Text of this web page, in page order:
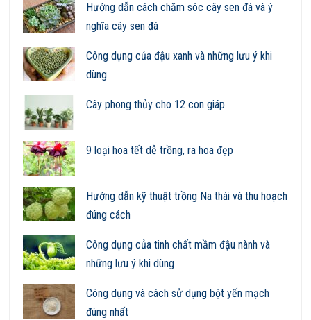
Hướng dẫn cách chăm sóc cây sen đá và ý
nghĩa cây sen đá
Công dụng của đậu xanh và những lưu ý khi
dùng
Cây phong thủy cho 12 con giáp
9 loại hoa tết dễ trồng, ra hoa đẹp
Hướng dẫn kỹ thuật trồng Na thái và thu hoạch
đúng cách
Công dụng của tinh chất mầm đậu nành và
những lưu ý khi dùng
Công dụng và cách sử dụng bột yến mạch
đúng nhất